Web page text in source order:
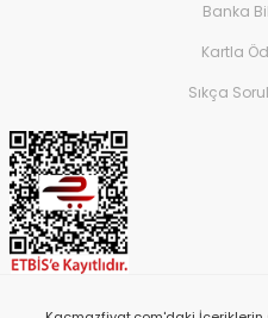
Banka
Kartla
Sıkça